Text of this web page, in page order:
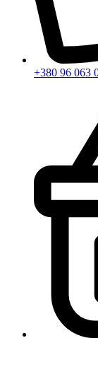
+380 96 063